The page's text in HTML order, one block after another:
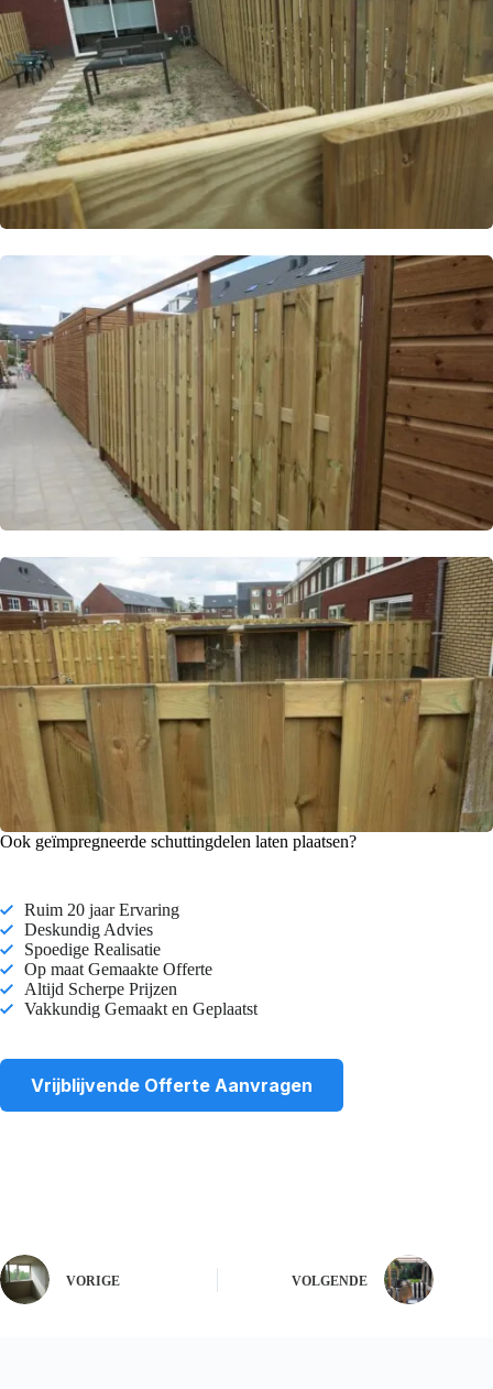
Ook geïmpregneerde schuttingdelen laten plaatsen?
Ruim 20 jaar Ervaring
Deskundig Advies
Spoedige Realisatie
Op maat Gemaakte Offerte
Altijd Scherpe Prijzen
Vakkundig Gemaakt en Geplaatst
Vrijblijvende Offerte Aanvragen
VORIGE VOLGENDE